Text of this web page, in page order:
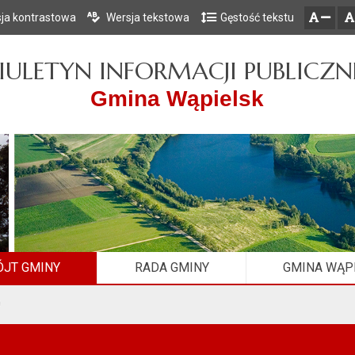
Przejdź do głównego menu
Przejdź do treści
Przejdź do mapy serwisu
kontrastowa Wersja tekstowa Gęstość tekstu
INFORMACJI
Gmina Wąpielsk
GMINY RADA GMINY GMINA